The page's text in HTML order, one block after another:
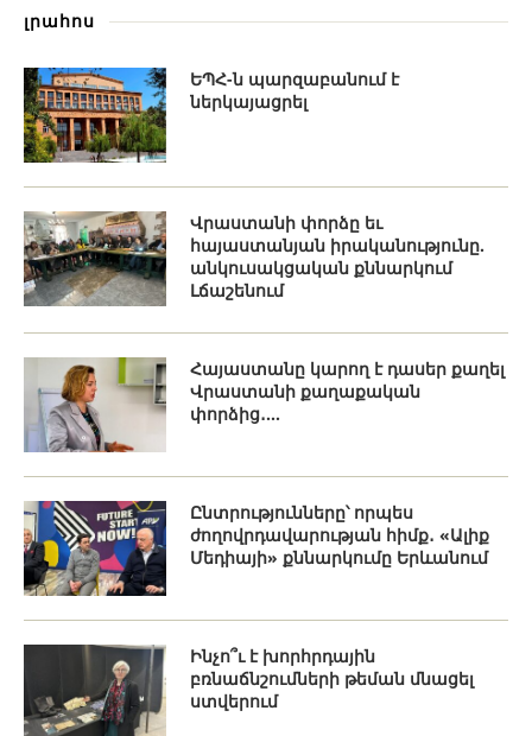
լրահոս
ԵՊՀ-ն պարզաբանում է
ներկայացրել
Վրաստանի փորձը եւ
հայաստանյան իրականությունը.
անկուսակցական քննարկում
Լճաշենում
Հայաստանը կարող է դասեր քաղել
Վրաստանի քաղաքական
փորձից․...
Ընտրությունները՝ որպես
ժողովրդավարության հիմք․ «Ալիք
Մեդիայի» քննարկումը Երևանում
Ինչո՞ւ է խորհրդային
բռնաճնշումների թեման մնացել
ստվերում